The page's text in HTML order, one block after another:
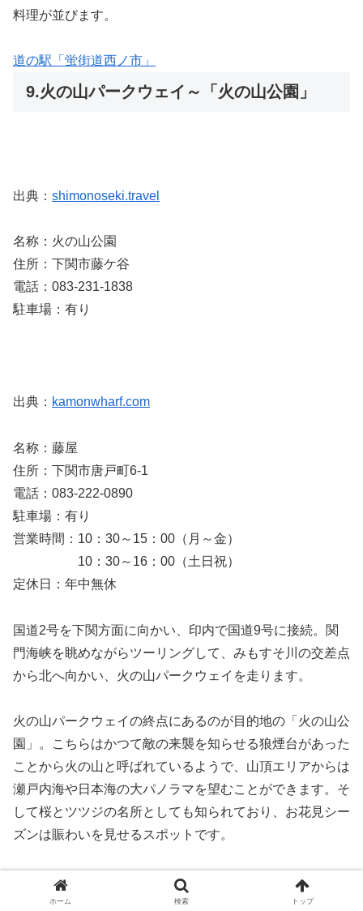
料理が並びます。
道の駅「蛍街道西ノ市」
9.火の山パークウェイ～「火の山公園」
出典： shimonoseki.travel
名称：火の山公園
住所：下関市藤ケ谷
電話：083-231-1838
駐車場：有り
出典： kamonwharf.com
名称：藤屋
住所：下関市唐戸町6-1
電話：083-222-0890
駐車場：有り
営業時間：10：30～15：00（月～金）
10：30～16：00（土日祝）
定休日：年中無休
国道2号を下関方面に向かい、印内で国道9号に接続。関
門海峡を眺めながらツーリングして、みもすそ川の交差点
から北へ向かい、火の山パークウェイを走ります。
火の山パークウェイの終点にあるのが目的地の「火の山公
園」。こちらはかつて敵の来襲を知らせる狼煙台があった
ことから火の山と呼ばれているようで、山頂エリアからは
瀬戸内海や日本海の大パノラマを望むことができます。そ
して桜とツツジの名所としても知られており、お花見シー
ズンは賑わいを見せるスポットです。
「火の山公園」の後は国道9号を関門海峡沿いに走り、シ
ョッピングモールの「カモンワーフ」へ。地元の特産品を
ホーム 検索 トップ